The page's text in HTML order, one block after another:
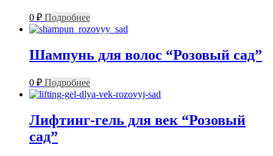
0 ₽ Подробнее
Шампунь для волос “Розовый сад”
0 ₽ Подробнее
Лифтинг-гель для век “Розовый
сад”